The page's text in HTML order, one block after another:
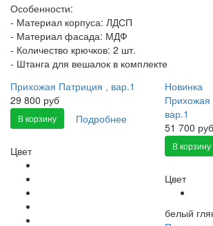
Особенности:
- Материал корпуса: ЛДСП
- Материал фасада: МДФ
- Количество крючков: 2 шт.
- Штанга для вешалок в комплекте
Прихожая Патриция , вар.1
29 800 руб
В корзину Подробнее
Цвет
Новинка
Прихожая
вар.1
51 700 руб
В корзину
Цвет
белый